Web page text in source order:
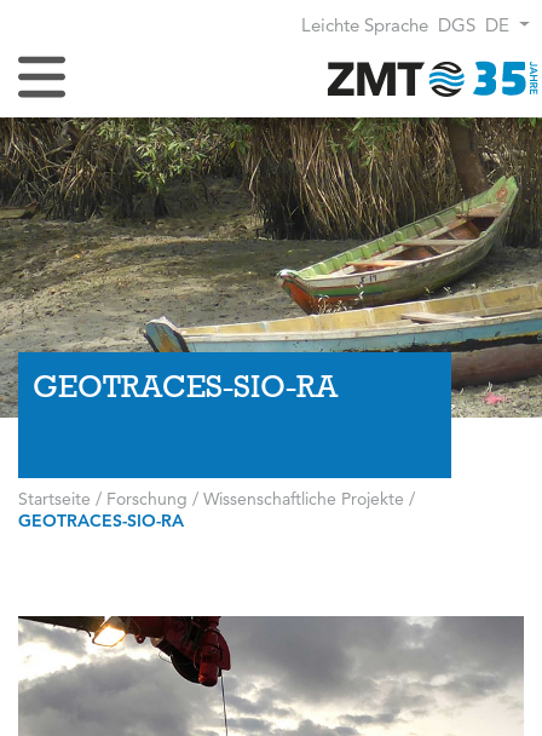
Leichte Sprache DGS DE
Navigation umschalten
GEOTRACES-SIO-RA
Startseite / Forschung / Wissenschaftliche Projekte /
GEOTRACES-SIO-RA